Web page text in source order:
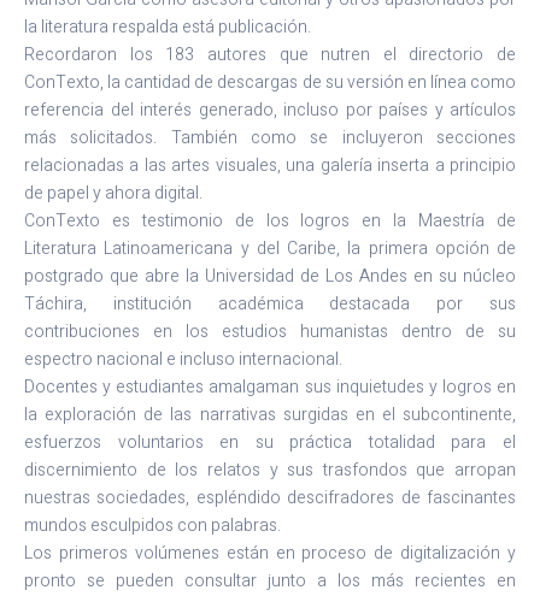
la literatura respalda está publicación.
Recordaron los 183 autores que nutren el directorio de
ConTexto, la cantidad de descargas de su versión en línea como
referencia del interés generado, incluso por países y artículos
más solicitados. También como se incluyeron secciones
relacionadas a las artes visuales, una galería inserta a principio
de papel y ahora digital.
ConTexto es testimonio de los logros en la Maestría de
Literatura Latinoamericana y del Caribe, la primera opción de
postgrado que abre la Universidad de Los Andes en su núcleo
Táchira, institución académica destacada por sus
contribuciones en los estudios humanistas dentro de su
espectro nacional e incluso internacional.
Docentes y estudiantes amalgaman sus inquietudes y logros en
la exploración de las narrativas surgidas en el subcontinente,
esfuerzos voluntarios en su práctica totalidad para el
discernimiento de los relatos y sus trasfondos que arropan
nuestras sociedades, espléndido descifradores de fascinantes
mundos esculpidos con palabras.
Los primeros volúmenes están en proceso de digitalización y
pronto se pueden consultar junto a los más recientes en